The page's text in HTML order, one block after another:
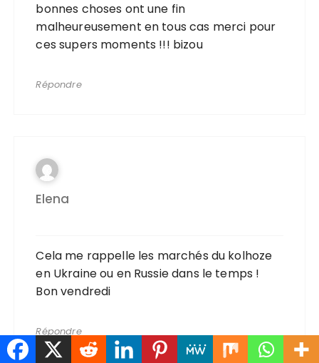
bonnes choses ont une fin
malheureusement en tous cas merci pour
ces supers moments !!! bizou
Répondre
Elena
Cela me rappelle les marchés du kolhoze
en Ukraine ou en Russie dans le temps !
Bon vendredi
Répondre